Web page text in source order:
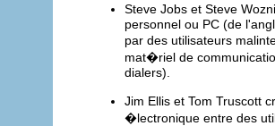
Steve Jobs et Steve
personnel ou PC (de
par des utilisateurs
mat�riel de
dialers).
Jim Ellis et Tom Truscott
�lectronique entre des